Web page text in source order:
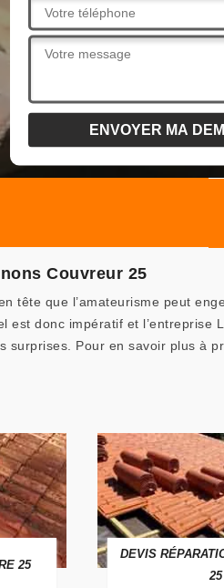
Couvreur 25
tête que l’amateurisme peut
est donc impératif et l’entreprise
surprises. Pour en savoir plus à
25
DEVIS
25